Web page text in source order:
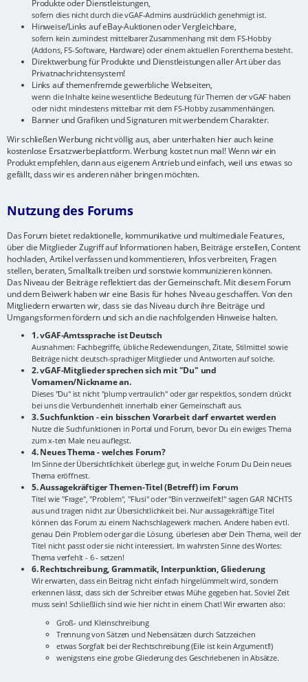
Produkte oder Dienstleistungen,
sofern dies nicht durch die vGAF-Admins ausdrücklich genehmigt ist.
Hinweise/Links auf eBay-Auktionen oder Vergleichbare,
sofern kein zumindest mittelbarer Zusammenhang mit dem FS-Hobby
(Addons, FS-Software, Hardware) oder einem aktuellen Forenthema besteht.
Direktwerbung für Produkte und Dienstleistungen aller Art über das
Privatnachrichtensystem!
Links auf themenfremde gewerbliche Webseiten,
wenn die Inhalte keine wesentliche Bedeutung für Themen der vGAF haben
oder nicht mindestens mittelbar mit dem FS-Hobby zusammenhängen.
Banner und Grafiken und Signaturen mit werbendem Charakter.
Wir schließen Werbung nicht völlig aus, aber unterhalten hier auch keine
kostenlose Ersatzwerbeplattform. Werbung kostet nun mal! Wenn wir ein
Produkt empfehlen, dann aus eigenem Antrieb und einfach, weil uns etwas so
gefällt, dass wir es anderen näher bringen möchten.
Nutzung des Forums
Das Forum bietet redaktionelle, kommunikative und multimediale Features,
über die Mitglieder Zugriff auf Informationen haben, Beiträge erstellen, Content
hochladen, Artikel verfassen und kommentieren, Infos verbreiten, Fragen
stellen, beraten, Smalltalk treiben und sonstwie kommunizieren können.
Das Niveau der Beiträge reflektiert das der Gemeinschaft. Mit diesem Forum
und dem Beiwerk haben wir eine Basis für hohes Niveau geschaffen. Von den
Mitgliedern erwarten wir, dass sie das Niveau durch ihre Beiträge und
Umgangsformen fördern und sich an die nachfolgenden Hinweise halten.
1. vGAF-Amtssprache ist Deutsch
Ausnahmen: Fachbegriffe, übliche Redewendungen, Zitate, Stilmittel sowie
Beiträge nicht deutsch-sprachiger Mitglieder und Antworten auf solche.
2. vGAF-Mitglieder sprechen sich mit "Du" und
Vornamen/Nickname an.
Dieses "Du" ist nicht "plump vertraulich" oder gar respektlos, sondern drückt
bei uns die Verbundenheit innerhalb einer Gemeinschaft aus.
3. Suchfunktion - ein bisschen Vorarbeit darf erwartet werden
Nutze die Suchfunktionen in Portal und Forum, bevor Du ein ewiges Thema
zum x-ten Male neu auflegst.
4. Neues Thema - welches Forum?
Im Sinne der Übersichtlichkeit überlege gut, in welche Forum Du Dein neues
Thema eröffnest.
5. Aussagekräftiger Themen-Titel (Betreff) im Forum
Titel wie "Frage", "Problem", "Flusi" oder "Bin verzweifelt!" sagen GAR NICHTS
aus und tragen nicht zur Übersichtlichkeit bei. Nur aussagekräftige Titel
können das Forum zu einem Nachschlagewerk machen. Andere haben evtl.
genau Dein Problem oder gar die Lösung, überlesen aber Dein Thema, weil der
Titel nicht passt oder sie nicht interessiert. Im wahrsten Sinne des Wortes:
Thema verfehlt - 6 - setzen!
6. Rechtschreibung, Grammatik, Interpunktion, Gliederung
Wir erwarten, dass ein Beitrag nicht einfach hingelümmelt wird, sondern
erkennen lässt, dass sich der Schreiber etwas Mühe gegeben hat. Soviel Zeit
muss sein! Schließlich sind wie hier nicht in einem Chat! Wir erwarten also:
Groß- und Kleinschreibung
Trennung von Sätzen und Nebensätzen durch Satzzeichen
etwas Sorgfalt bei der Rechtschreibung (Eile ist kein Argument!!)
wenigstens eine grobe Gliederung des Geschriebenen in Absätze.